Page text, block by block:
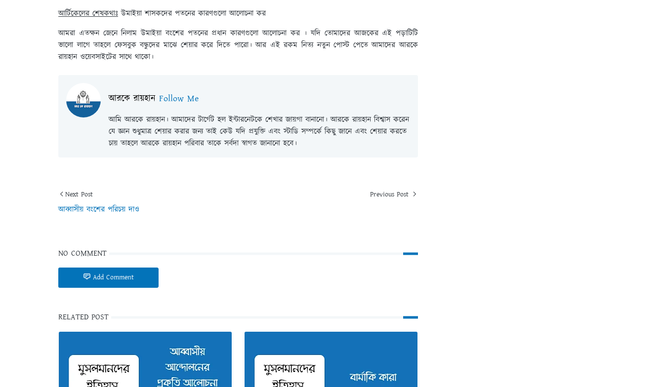
আর্টিকেলের শেষকথাঃ উমাইয়া শাসকদের পতনের কারণগুলো আলোচনা কর
আমরা এতক্ষন জেনে নিলাম উমাইয়া বংশের পতনের প্রধান কারণগুলো আলোচনা কর । যদি তোমাদের আজকের এই পড়াটিটি
ভালো লাগে তাহলে ফেসবুক বন্ধুদের মাঝে শেয়ার করে দিতে পারো। আর এই রকম নিত্য নতুন পোস্ট পেতে আমাদের আরকে
রায়হান ওয়েবসাইটের সাথে থাকো।
আরকে রায়হান Follow Me
আমি আরকে রায়হান। আমাদের টার্গেট হল ইন্টারনেটকে শেখার জায়গা বানানো। আরকে রায়হান বিশ্বাস করেন
যে জ্ঞান শুধুমাত্র শেয়ার করার জন্য তাই কেউ যদি প্রযুক্তি এবং স্টাডি সম্পর্কে কিছু জানে এবং শেয়ার করতে
চায় তাহলে আরকে রায়হান পরিবার তাকে সর্বদা স্বাগত জানানো হবে।
Next Post
আব্বাসীয় বংশের পরিচয় দাও
Previous Post
NO COMMENT
Add Comment
RELATED POST